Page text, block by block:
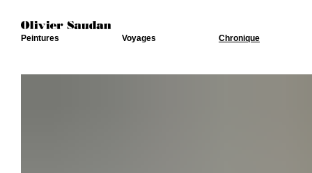
Peintures Voyages Chronique